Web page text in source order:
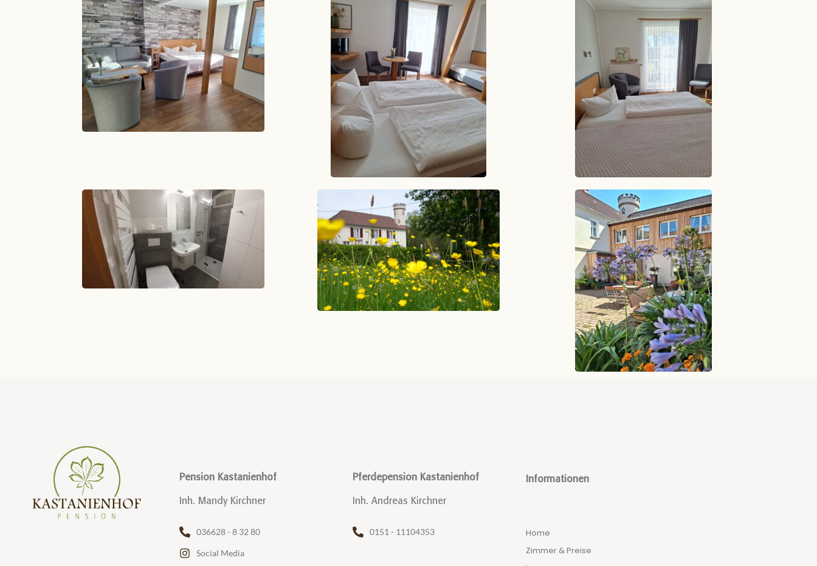
Pension Kastanienhof
Inh. Mandy Kirchner
036628 - 8 32 80
Social Media
Pferdepension Kastanienhof
Inh. Andreas Kirchner
0151 - 11104353
Informationen
Home
Zimmer & Preise